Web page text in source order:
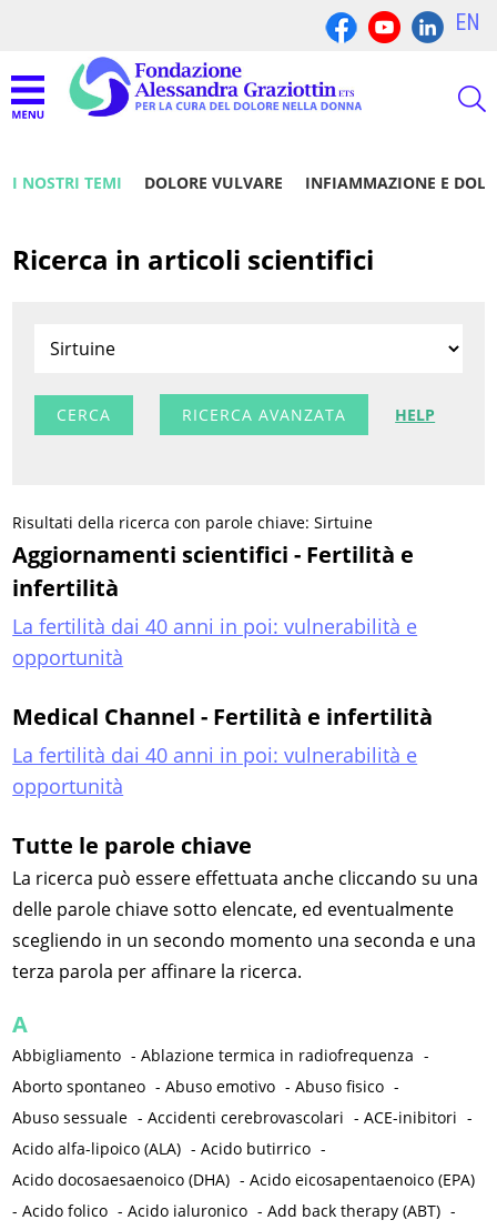
EN
I NOSTRI TEMI DOLORE VULVARE INFIAMMAZIONE E
Ricerca in articoli scientifici
RICERCA AVANZATA HELP
Risultati della ricerca con parole chiave: Sirtuine
Aggiornamenti scientifici - Fertilità e
infertilità
La fertilità dai 40 anni in poi: vulnerabilità e
opportunità
Medical Channel - Fertilità e infertilità
La fertilità dai 40 anni in poi: vulnerabilità e
opportunità
Tutte le parole chiave
La ricerca può essere effettuata anche cliccando su una
delle parole chiave sotto elencate, ed eventualmente
scegliendo in un secondo momento una seconda e una
terza parola per affinare la ricerca.
A
Abbigliamento -Ablazione termica in radiofrequenza -
Aborto spontaneo -Abuso emotivo -Abuso fisico -
Abuso sessuale -Accidenti cerebrovascolari -ACE-inibitori -
Acido alfa-lipoico (ALA) -Acido butirrico -
Acido docosaesaenoico (DHA) -Acido eicosapentaenoico (EPA)
-Acido folico -Acido ialuronico -Add back therapy (ABT) -